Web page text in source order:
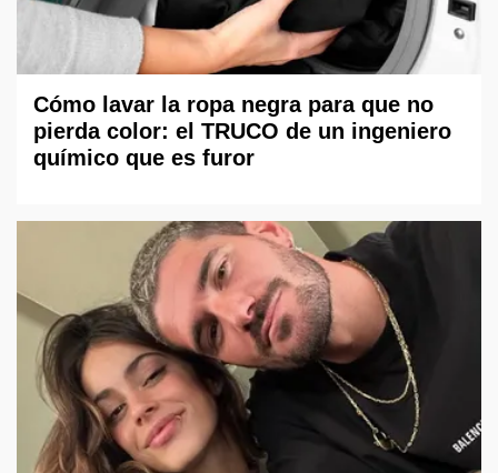
Cómo lavar la ropa negra para que no
pierda color: el TRUCO de un ingeniero
químico que es furor